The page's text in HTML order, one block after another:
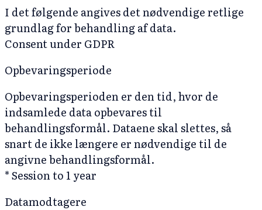
I det følgende angives det nødvendige retlige
grundlag for behandling af data.
Consent under GDPR
Opbevaringsperiode
Opbevaringsperioden er den tid, hvor de
indsamlede data opbevares til
behandlingsformål. Dataene skal slettes, så
snart de ikke længere er nødvendige til de
angivne behandlingsformål.
* Session to 1 year
Datamodtagere